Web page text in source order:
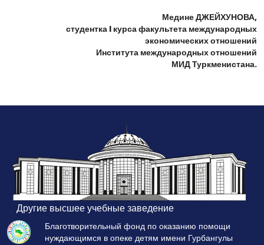
Медине ДЖЕЙХУНОВА,
студентка I курса факультета международных
экономических отношений
Института международных отношений
МИД Туркменистана.
Другие высшее учебные заведение
Благотворительный фонд по оказанию помощи
нуждающимся в опеке детям имени Гурбангулы